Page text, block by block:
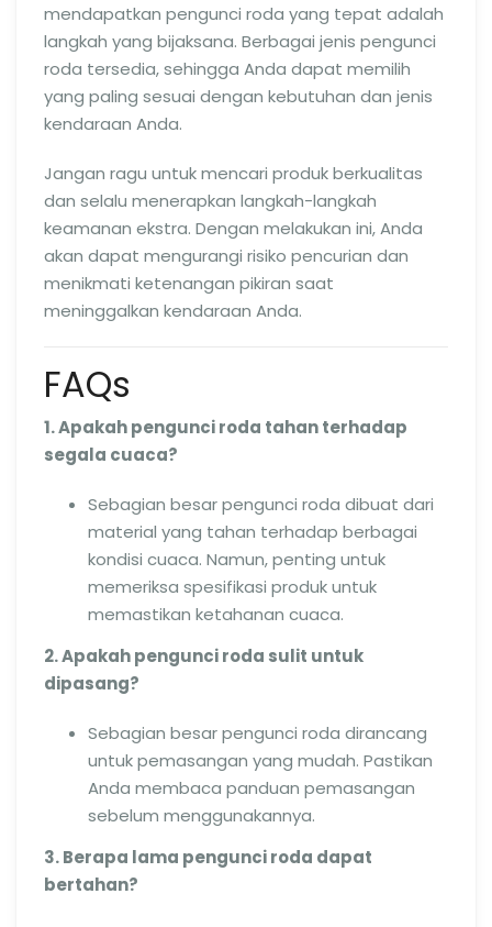
mendapatkan pengunci roda yang tepat adalah
langkah yang bijaksana. Berbagai jenis pengunci
roda tersedia, sehingga Anda dapat memilih
yang paling sesuai dengan kebutuhan dan jenis
kendaraan Anda.
Jangan ragu untuk mencari produk berkualitas
dan selalu menerapkan langkah-langkah
keamanan ekstra. Dengan melakukan ini, Anda
akan dapat mengurangi risiko pencurian dan
menikmati ketenangan pikiran saat
meninggalkan kendaraan Anda.
FAQs
1. Apakah pengunci roda tahan terhadap
segala cuaca?
Sebagian besar pengunci roda dibuat dari
material yang tahan terhadap berbagai
kondisi cuaca. Namun, penting untuk
memeriksa spesifikasi produk untuk
memastikan ketahanan cuaca.
2. Apakah pengunci roda sulit untuk
dipasang?
Sebagian besar pengunci roda dirancang
untuk pemasangan yang mudah. Pastikan
Anda membaca panduan pemasangan
sebelum menggunakannya.
3. Berapa lama pengunci roda dapat
bertahan?